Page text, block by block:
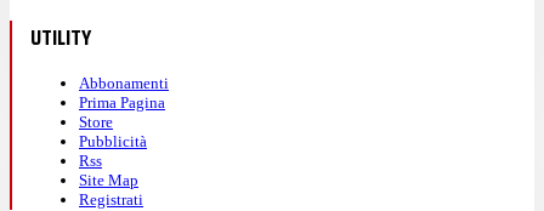
UTILITY
Abbonamenti
Prima Pagina
Store
Pubblicità
Rss
Site Map
Registrati